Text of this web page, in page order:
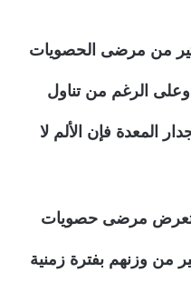
من مرضى الحصويات
الرغم من تناول
المعدة فإن الألم لا
مرضى حصويات
من وزنهم بفترة زمنية